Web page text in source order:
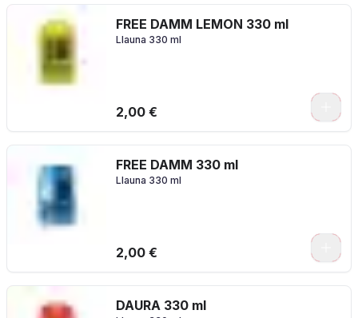
FREE DAMM LEMON 330 ml
Llauna 330 ml
2,00 €
FREE DAMM 330 ml
Llauna 330 ml
2,00 €
DAURA 330 ml